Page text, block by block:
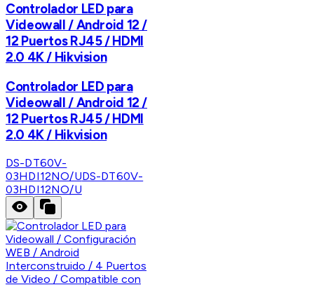
Controlador LED para
Videowall / Android 12 /
12 Puertos RJ45 / HDMI
2.0 4K / Hikvision
Controlador LED para
Videowall / Android 12 /
12 Puertos RJ45 / HDMI
2.0 4K / Hikvision
DS-DT60V-
03HDI12NO/UDS-DT60V-
03HDI12NO/U